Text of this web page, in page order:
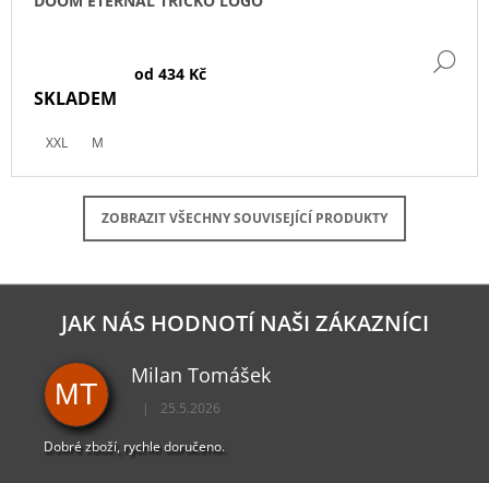
od434 Kč
SKLADEM
XXL M
ZOBRAZIT VŠECHNY SOUVISEJÍCÍ PRODUKTY
JAK NÁS HODNOTÍ NAŠI ZÁKAZNÍCI
MT
Milan Tomášek
Hodnocení obchodu je 5 z 5 hvězdiček.
| 25.5.2026
Dobré zboží, rychle doručeno.